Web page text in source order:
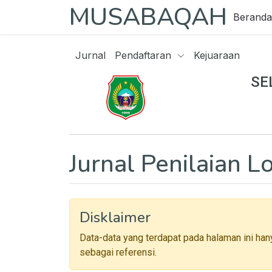
MUSABAQAH Beranda
Jurnal Pendaftaran Kejuaraan
Jurnal Penilaian
Disklaimer
Data-data yang terdapat pada halaman ini
sebagai referensi.